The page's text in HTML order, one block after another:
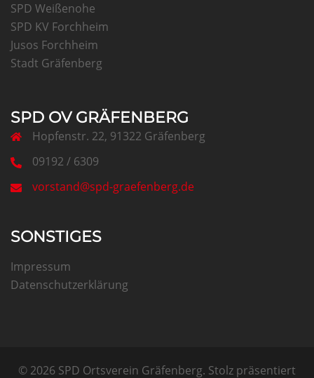
SPD Weißenohe
SPD KV Forchheim
Jusos Forchheim
Stadt Gräfenberg
SPD OV GRÄFENBERG
Hopfenstr. 22, 91322 Gräfenberg
09192 / 6309
vorstand@spd-graefenberg.de
SONSTIGES
Impressum
Datenschutzerklärung
© 2026 SPD Ortsverein Gräfenberg. Stolz präsentiert